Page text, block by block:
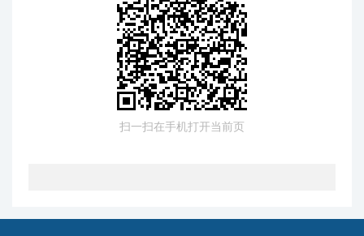
扫一扫在手机打开当前页